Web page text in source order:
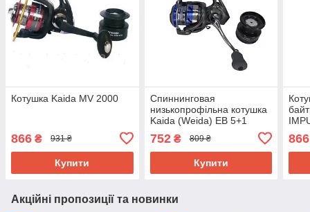
Котушка Kaida MV 2000
866 ₴ 931 ₴
Купити
Спиннинговая
низькопрофільна котушка
Kaida (Weida) EB 5+1
752₴ 809 ₴
Купити
866
Акційні пропозиції та новинки